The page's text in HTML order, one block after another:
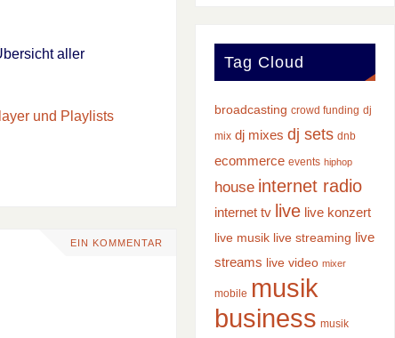
aller
und Playlists
EIN KOMMENTAR
Tag Cloud
broadcasting crowd funding dj
mix dj mixes dj sets dnb
ecommerce events hiphop
house internet radio
internet tv live live konzert
live musik live streaming live
streams live video mixer
mobile musik
business musik